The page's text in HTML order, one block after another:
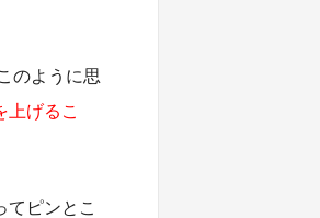
のように思
上げるこ
てピンとこ